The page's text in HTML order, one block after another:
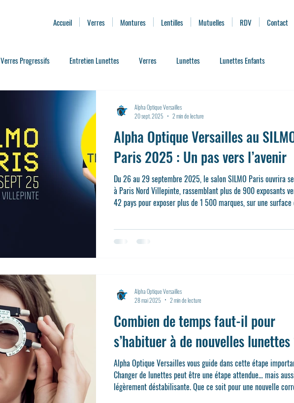
Accueil Verres Montures Lentilles Mutuelles RDV Contact
Verres Progressifs Entretien Lunettes Verres Lunettes Lunettes Enfants
Où trouver des Lunettes d'éclipse Remboursement Optique Clips solaire et Clips de
Alpha Optique Versailles au
Paris 2025 : Un pas vers l’avenir
Du 26 au 29 septembre 2025, le salon SILMO Paris ouvrira
à Paris Nord Villepinte, rassemblant plus de 900 exposants
42 pays pour exposer plus de 1 500 marques, sur une surface
opticien indépendant de renom à Versailles (55 rue de
sera présent pour découvrir les dernières tendances en
Alpha Optique Versailles
20 sept. 2025
2 min de lecture
Combien de temps faut-il pour
s’habituer à de nouvelles
Alpha Optique Versailles vous guide dans cette étape
Changer de lunettes peut être une étape attendue… mais
légèrement déstabilisante. Que ce soit pour une nouvelle
Alpha Optique Versailles
28 mai 2025
2 min de lecture